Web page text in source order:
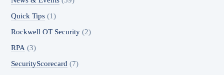
Quick Tips (1)
Rockwell OT Security (2)
RPA (3)
SecurityScorecard (7)